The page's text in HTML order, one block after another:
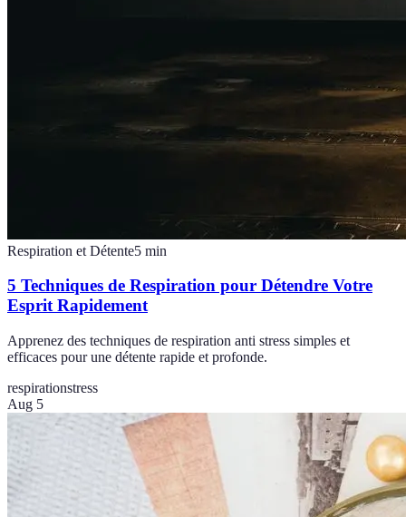
Respiration et Détente5 min
5 Techniques de Respiration pour Détendre Votre
Esprit Rapidement
Apprenez des techniques de respiration anti stress simples et
efficaces pour une détente rapide et profonde.
respirationstress
Aug 5